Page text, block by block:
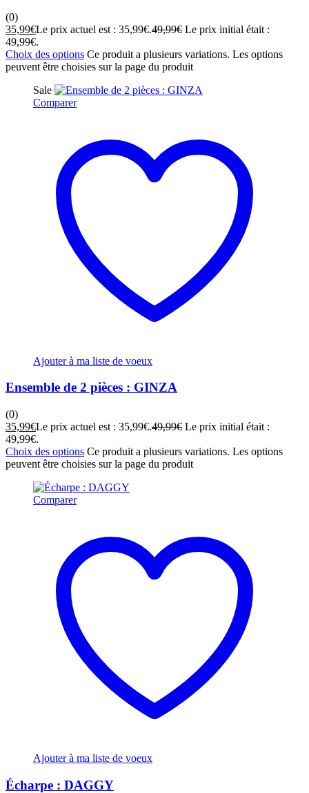
(0)
35,99€Le prix actuel est : 35,99€.49,99€ Le prix initial était :
49,99€.
Choix des options Ce produit a plusieurs variations. Les options
peuvent être choisies sur la page du produit
Sale
Comparer
Ajouter à ma liste de voeux
Ensemble de 2 pièces : GINZA
(0)
35,99€Le prix actuel est : 35,99€.49,99€ Le prix initial était :
49,99€.
Choix des options Ce produit a plusieurs variations. Les options
peuvent être choisies sur la page du produit
Comparer
Ajouter à ma liste de voeux
Écharpe : DAGGY